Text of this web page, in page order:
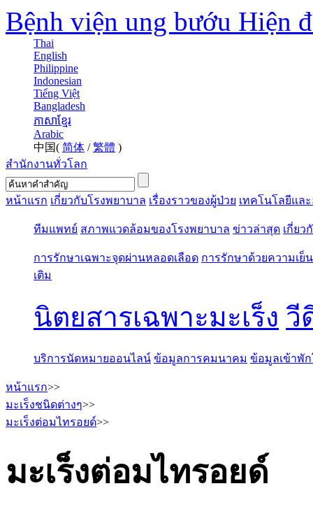
Bệnh viện ung bướu Hiện
Thai
English
Philippine
Indonesian
Tiếng Việt
Bangladesh
ភាសាខ្មែរ
Arabic
中国( 简体 /繁體 )
สำนักงานทั่วโลก
หน้าแรก เกี่ยวกับโรงพยาบาล เรื่องราวของผู้ป่วย เทคโนโลยีแล
ทีมแพทย์ สภาพแวดล้อมของโรงพยาบาล ข่าวล่าสุด เกี่ยว
การรักษาเฉพาะจุดผ่านหลอดเลือด การรักษาด้วยความเย็น
เติม
นิตยสารเฉพาะมะเร็ง วี
บริการนัดหมายออนไลน์ ข้อมูลการคมนาคม ข้อมูลเข้าพั
หน้าแรก>>
มะเร็งชนิดต่างๆ>>
มะเร็งต่อมไทรอยด์>>
มะเร็งต่อมไทรอยด์